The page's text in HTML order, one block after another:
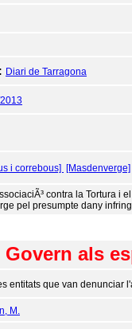
Diari de Tarragona
i correbous] [Masdenverge]
contra la Tortura i
pel presumpte dany
als
entitats que van denunciar
M.